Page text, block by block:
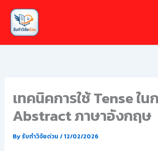
Skip
content
เทคนิคการใช้ Tense ใน
Abstract ภาษาอังกฤษ
Byรับทำวิจัยด่วน /12/02/2026